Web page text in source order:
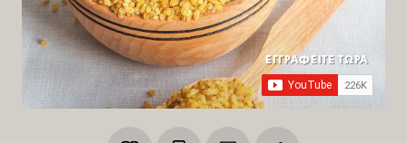
ΕΓΓΡΑΦΕΙΤΕ ΤΩΡΑ